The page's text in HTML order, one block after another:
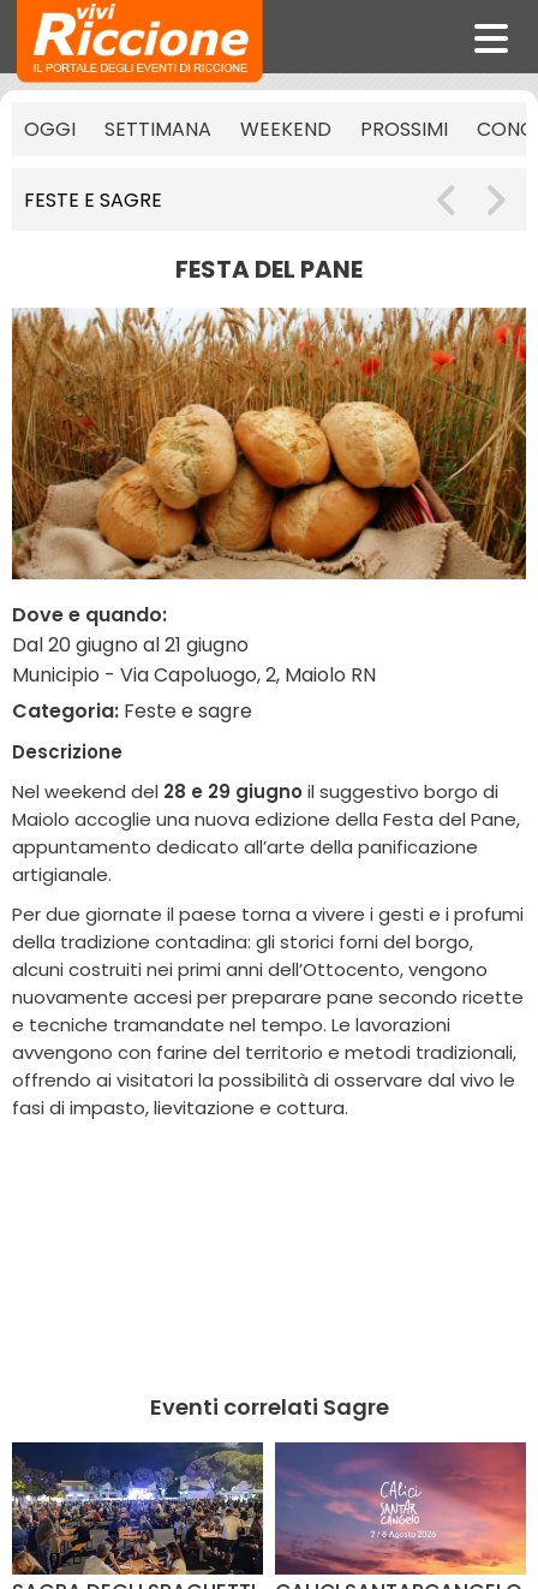
OGGI SETTIMANA WEEKEND PROSSIMI
FESTE E SAGRE
FESTA DEL PANE
Dove e quando:
Dal 20 giugno al 21 giugno
Municipio - Via Capoluogo, 2, Maiolo RN
Categoria: Feste e sagre
Descrizione
Nel weekend del 28 e 29 giugno il suggestivo borgo di
Maiolo accoglie una nuova edizione della Festa del Pane,
appuntamento dedicato all’arte della panificazione
artigianale.
Per due giornate il paese torna a vivere i gesti e i profumi
della tradizione contadina: gli storici forni del borgo,
alcuni costruiti nei primi anni dell’Ottocento, vengono
nuovamente accesi per preparare pane secondo ricette
e tecniche tramandate nel tempo. Le lavorazioni
avvengono con farine del territorio e metodi tradizionali,
offrendo ai visitatori la possibilità di osservare dal vivo le
fasi di impasto, lievitazione e cottura.
Eventi correlati Sagre